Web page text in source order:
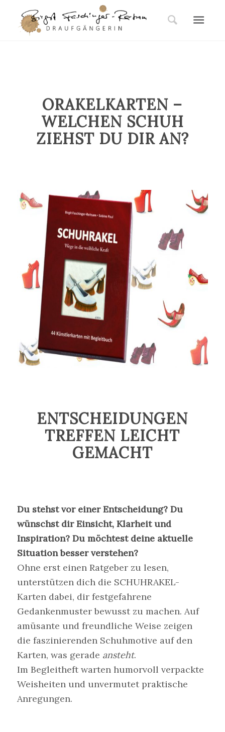
ORAKELKARTEN –
WELCHEN SCHUH
ZIEHST DU DIR AN?
ENTSCHEIDUNGEN
TREFFEN LEICHT
GEMACHT
Du stehst vor einer Entscheidung? Du
wünschst dir Einsicht, Klarheit und
Inspiration? Du möchtest deine aktuelle
Situation besser verstehen?
Ohne erst einen Ratgeber zu lesen,
unterstützen dich die SCHUHRAKEL-
Karten dabei, dir festgefahrene
Gedankenmuster bewusst zu machen. Auf
amüsante und freundliche Weise zeigen
die faszinierenden Schuhmotive auf den
Karten, was gerade ansteht.
Im Begleitheft warten humorvoll verpackte
Weisheiten und unvermutet praktische
Anregungen.